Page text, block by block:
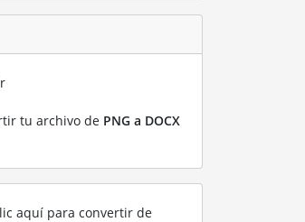
tu archivo de PNG a DOCX
aquí para convertir de